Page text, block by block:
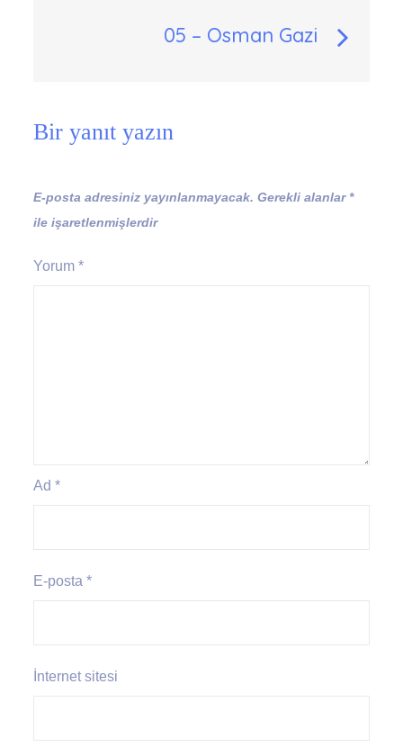
gezinmesi05 – Osman Gazi
Bir yanıt yazın
E-posta adresiniz yayınlanmayacak. Gerekli alanlar *
ile işaretlenmişlerdir
Yorum*
Ad*
E-posta*
İnternet sitesi